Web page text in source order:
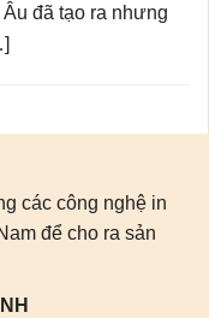
đã tạo ra nhưng
các công nghệ in
để cho ra sản